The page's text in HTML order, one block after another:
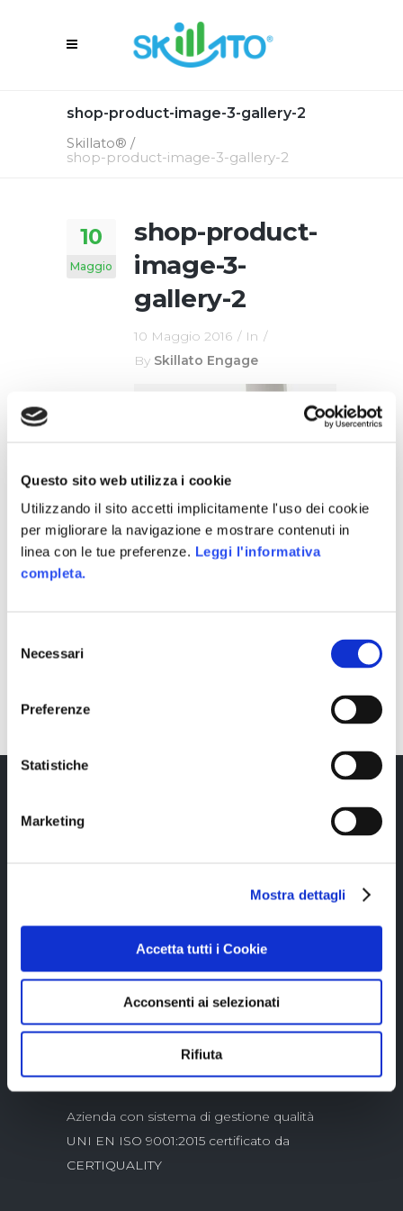
Questo sito web utilizza i cookie
Utilizzando il sito accetti implicitamente l'uso dei cookie
per migliorare la navigazione e mostrare contenuti in
linea con le tue preferenze. Leggi l'informativa
completa.
delNecessari
Preferenze
Statistiche
Marketing
Mostra dettagli
Accetta tutti i Cookie
Acconsenti ai selezionati
Rifiuta
shop-product-image-3-gallery-2
Skillato® /
shop-product-image-3-gallery-2
10
Maggio
shop-product-
image-3-
gallery-2
10 Maggio 2016
In
By Skillato Engage
Azienda con sistema di gestione qualità
UNI EN ISO 9001:2015 certificato da
CERTIQUALITY